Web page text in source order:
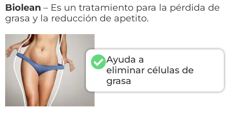
Biolean – Es un tratamiento para la pérdida de
grasa y la reducción de apetito.
Ayuda a
eliminar células de
grasa